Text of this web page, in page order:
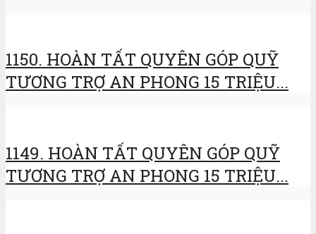
1150. HOÀN TẤT QUYÊN GÓP QUỸ
TƯƠNG TRỢ AN PHONG 15 TRIỆU...
1149. HOÀN TẤT QUYÊN GÓP QUỸ
TƯƠNG TRỢ AN PHONG 15 TRIỆU...